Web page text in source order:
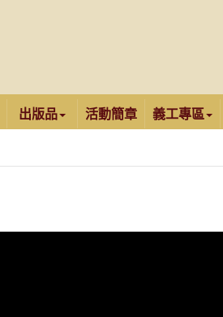
出版品 活動簡章 義工專區